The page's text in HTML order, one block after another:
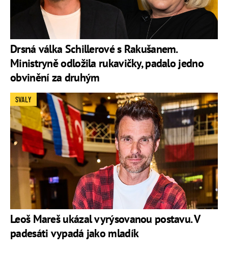
Drsná válka Schillerové s Rakušanem.
Ministryně odložila rukavičky, padalo jedno
obvinění za druhým
Leoš Mareš ukázal vyrýsovanou postavu. V
padesáti vypadá jako mladík
SVALY